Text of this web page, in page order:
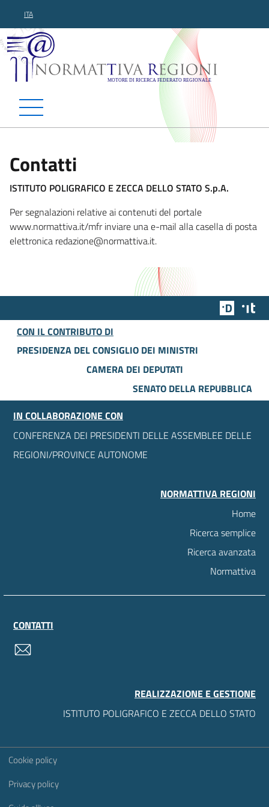
ITA
Normattiva Regioni -
Contatti
ISTITUTO POLIGRAFICO E ZECCA DELLO STATO S.p.A.
Per segnalazioni relative ai contenuti del portale
www.normattiva.it/mfr inviare una e-mail alla casella di posta
elettronica redazione@normattiva.it.
Team
CON IL CONTRIBUTO DI
PRESIDENZA DEL CONSIGLIO DEI MINISTRI
CAMERA DEI DEPUTATI
SENATO DELLA REPUBBLICA
IN COLLABORAZIONE CON
CONFERENZA DEI PRESIDENTI DELLE ASSEMBLEE DELLE
REGIONI/PROVINCE AUTONOME
NORMATTIVA REGIONI
Home
Ricerca semplice
Ricerca avanzata
Normattiva
CONTATTI
REALIZZAZIONE E GESTIONE
ISTITUTO POLIGRAFICO E ZECCA DELLO STATO
Sezione Link Utili
Cookie policy
Privacy policy